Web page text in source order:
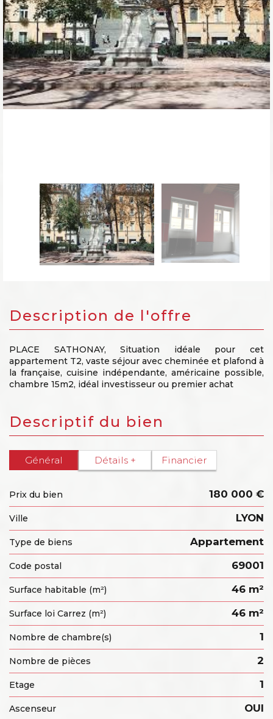
description de l'offre
PLACE SATHONAY, Situation idéale pour cet
appartement T2, vaste séjour avec cheminée et plafond à
la française, cuisine indépendante, américaine possible,
chambre 15m2, idéal investisseur ou premier achat
descriptif du bien
Général Détails + Financier
Prix du bien 180 000 €
Ville LYON
Type de biens Appartement
Code postal 69001
Surface habitable (m²) 46 m²
Surface loi Carrez (m²) 46 m²
Nombre de chambre(s) 1
Nombre de pièces 2
Etage 1
Ascenseur OUI